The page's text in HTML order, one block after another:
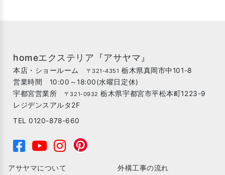
homeエクステリア『アサヤマ』
本店・ショールーム 〒321-4351 栃木県真岡市中101-8
営業時間 10:00～18:00(水曜日定休)
宇都宮営業所 〒321-0932 栃木県宇都宮市平松本町1223-9
レジデンスアルタ2F
TEL 0120-878-660
アサヤマについて
外構工事の流れ